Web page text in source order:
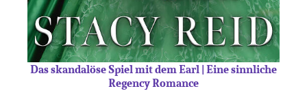
Das skandalöse Spiel mit dem Earl | Eine sinnliche
Regency Romance